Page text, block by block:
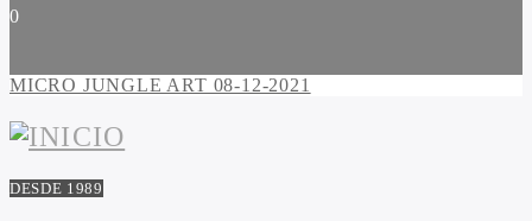
0
MICRO JUNGLE ART 08-12-2021
DESDE 1989